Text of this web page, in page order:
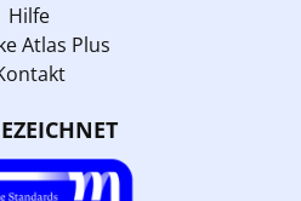
Hilfe
Atlas Plus